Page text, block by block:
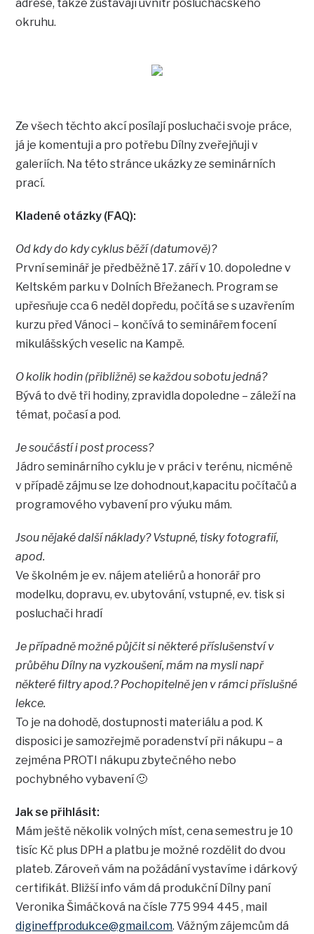
adrese, takže zůstávají uvnitř posluchačského
okruhu.
Ze všech těchto akcí posílají posluchači svoje práce,
já je komentuji a pro potřebu Dílny zveřejňuji v
galeriích. Na této stránce ukázky ze seminárních
prací.
Kladené otázky (FAQ):
Od kdy do kdy cyklus běží (datumově)?
První seminář je předběžně 17. září v 10. dopoledne v
Keltském parku v Dolních Břežanech. Program se
upřesňuje cca 6 neděl dopředu, počítá se s uzavřením
kurzu před Vánoci – končívá to seminářem focení
mikulášských veselic na Kampě.
O kolik hodin (přibližně) se každou sobotu jedná?
Bývá to dvě tři hodiny, zpravidla dopoledne – záleží na
témat, počasí a pod.
Je součástí i post process?
Jádro seminárního cyklu je v práci v terénu, nicméně
v případě zájmu se lze dohodnout,kapacitu počítačů a
programového vybavení pro výuku mám.
Jsou nějaké další náklady? Vstupné, tisky fotografií,
apod.
Ve školném je ev. nájem ateliérů a honorář pro
modelku, dopravu, ev. ubytování, vstupné, ev. tisk si
posluchači hradí
Je případně možné půjčit si některé příslušenství v
průběhu Dílny na vyzkoušení, mám na mysli např
některé filtry apod.? Pochopitelně jen v rámci příslušné
lekce.
To je na dohodě, dostupnosti materiálu a pod. K
disposici je samozřejmě poradenství při nákupu – a
zejména PROTI nákupu zbytečného nebo
pochybného vybavení 🙂
Jak se přihlásit:
Mám ještě několik volných míst, cena semestru je 10
tisíc Kč plus DPH a platbu je možné rozdělit do dvou
plateb. Zároveň vám na požádání vystavíme i dárkový
certifikát. Bližší info vám dá produkční Dílny paní
Veronika Šimáčková na čísle 775 994 445 , mail
digineffprodukce@gmail.com. Vážným zájemcům dá